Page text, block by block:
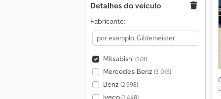
Detalhes do veículo
Fabricante:
Mitsubishi(178)
Mercedes-Benz (3 016)
Benz (2 998)
Iveco(1 448)